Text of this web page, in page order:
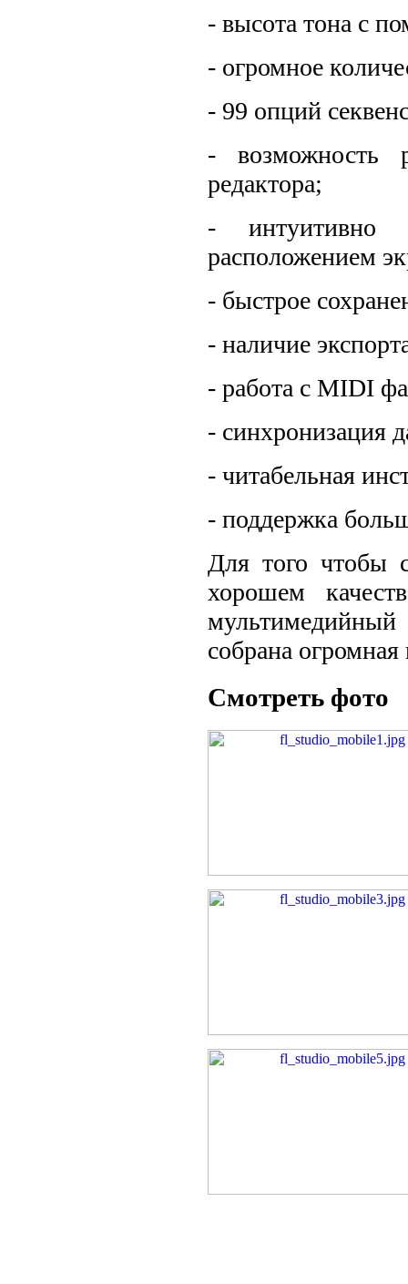
- высота тона с
- огромное
- 99 опций
- возможность
редактора;
- интуитивно
расположением
- быстрое
- наличие
- работа с MIDI
- синхронизация
- читабельная
- поддержка
Для того чтобы
хорошем
собрана
Смотреть фото